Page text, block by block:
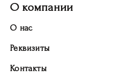
О компании
О нас
Реквизиты
Контакты